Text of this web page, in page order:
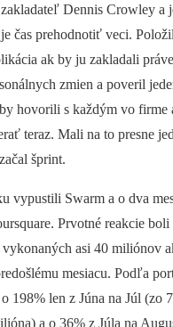
Dennis Crowley a
čas prehodnotiť veci.
ak by ju zakladali
zmien a poveril
hovorili s každým vo firme
teraz. Mali na to presne
šprint.
vypustili Swarm a o dva
Prvotné reakcie
asi 40 miliónov
mesiacu. Podľa
198% len z Júna na Júl (zo
a o 36% z Júla na